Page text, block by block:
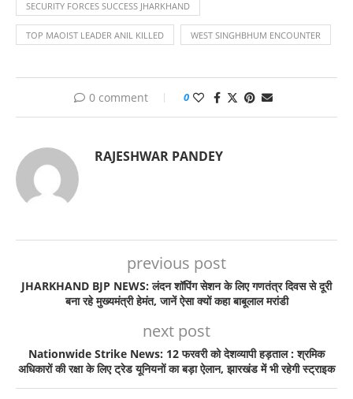
SECURITY FORCES SUCCESS JHARKHAND
TOP MAOIST LEADER ANIL KILLED WEST SINGHBHUM ENCOUNTER
0 comment 0
RAJESHWAR PANDEY
previous post
JHARKHAND BJP NEWS: लंदन शॉपिंग सेशन के लिए गणतंत्र दिवस से दूरी
बना रहे मुख्यमंत्री हेमंत, जानें ऐसा क्यों कहा बाबूलाल मरांडी
next post
Nationwide Strike News: 12 फरवरी को देशव्यापी हड़ताल : श्रमिक
अधिकारों की रक्षा के लिए ट्रेड यूनियनों का बड़ा ऐलान, झारखंड में भी रहेगी स्ट्राइक